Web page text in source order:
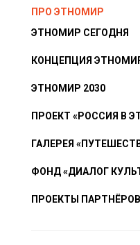
ПРО ЭТНОМИР
ЭТНОМИР СЕГОДНЯ
КОНЦЕПЦИЯ
ЭТНОМИР 2030
ПРОЕКТ «РОССИЯ В
ГАЛЕРЕЯ
ФОНД «ДИАЛОГ
ПРОЕКТЫ ПАРТНЁРОВ